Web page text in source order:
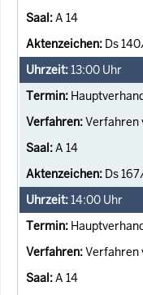
A 14
Ds
13:00 Uhr
Verfahren
A 14
Ds
14:00 Uhr
Verfahren
A 14